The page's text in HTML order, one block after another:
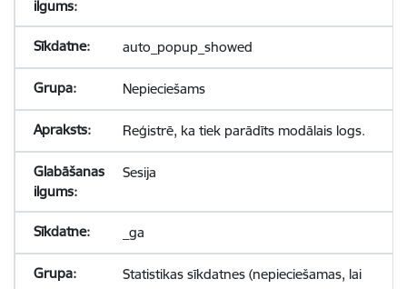
auto_popup_showed
Nepieciešams
Reģistrē, ka tiek parādīts modālais logs.
Sesija
_ga
Statistikas sīkdatnes (nepieciešamas, lai